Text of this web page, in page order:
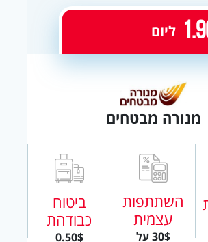
מנורה מבטחים
השתתפות
עצמית
30$ על
ביטוח
כבודהת
0.50$
ליום